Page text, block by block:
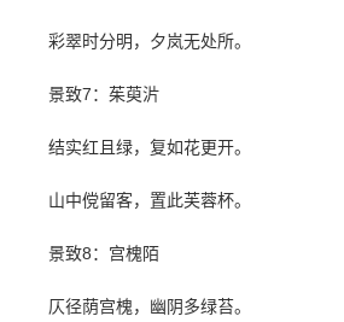
彩翠时分明，夕岚无处所。
景致7：茱萸沜
结实红且绿，复如花更开。
山中傥留客，置此芙蓉杯。
景致8：宫槐陌
仄径荫宫槐，幽阴多绿苔。